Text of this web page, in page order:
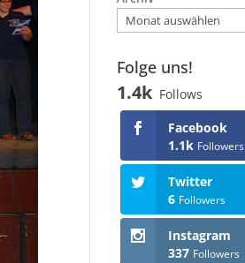
Folge uns!
1.4k Follows
Facebook
1.1k Followers
Twitter
6 Followers
Instagram
337 Followers